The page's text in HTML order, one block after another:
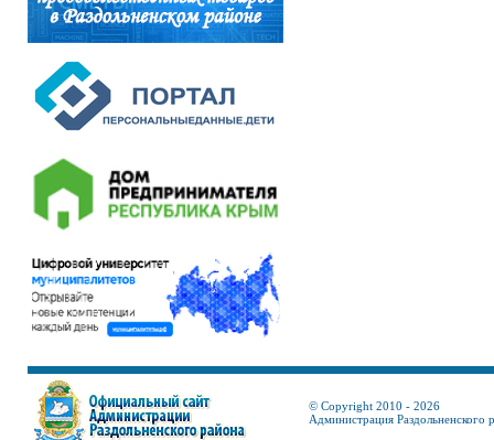
© Copyright 2010 - 2026
Администрация Раздольненского